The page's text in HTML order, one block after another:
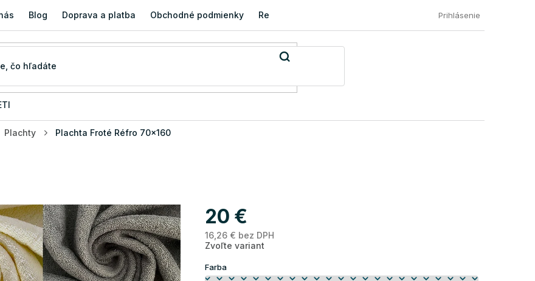
Blog Doprava a platba Obchodné podmienky Reklamácia a vrátenie tovaru Časté otázky našich
Prihlásenie
Plachty Plachta Froté Réfro 70x160
20 €
16,26 € bez DPH
Zvoľte variant
Farba